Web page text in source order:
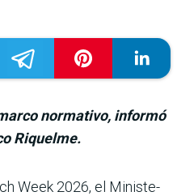
normativo, informó
Riquelme.
Week 2026, el Ministe­